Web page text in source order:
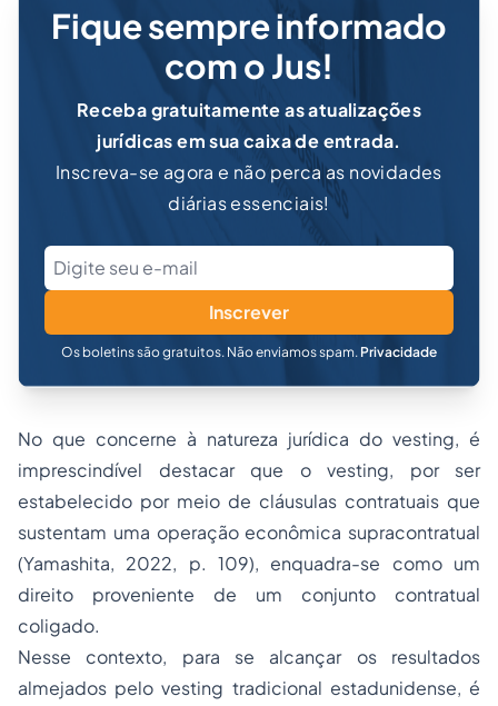
Fique sempre informado
com o Jus!
Receba gratuitamente as atualizações
jurídicas em sua caixa de entrada.
Inscreva-se agora e não perca as novidades
diárias essenciais!
Inscrever
Os boletins são gratuitos. Não enviamos spam. Privacidade
No que concerne à natureza jurídica do vesting, é
imprescindível destacar que o vesting, por ser
estabelecido por meio de cláusulas contratuais que
sustentam uma operação econômica supracontratual
(Yamashita, 2022, p. 109), enquadra-se como um
direito proveniente de um conjunto contratual
coligado.
Nesse contexto, para se alcançar os resultados
almejados pelovesting tradicional estadunidense, é